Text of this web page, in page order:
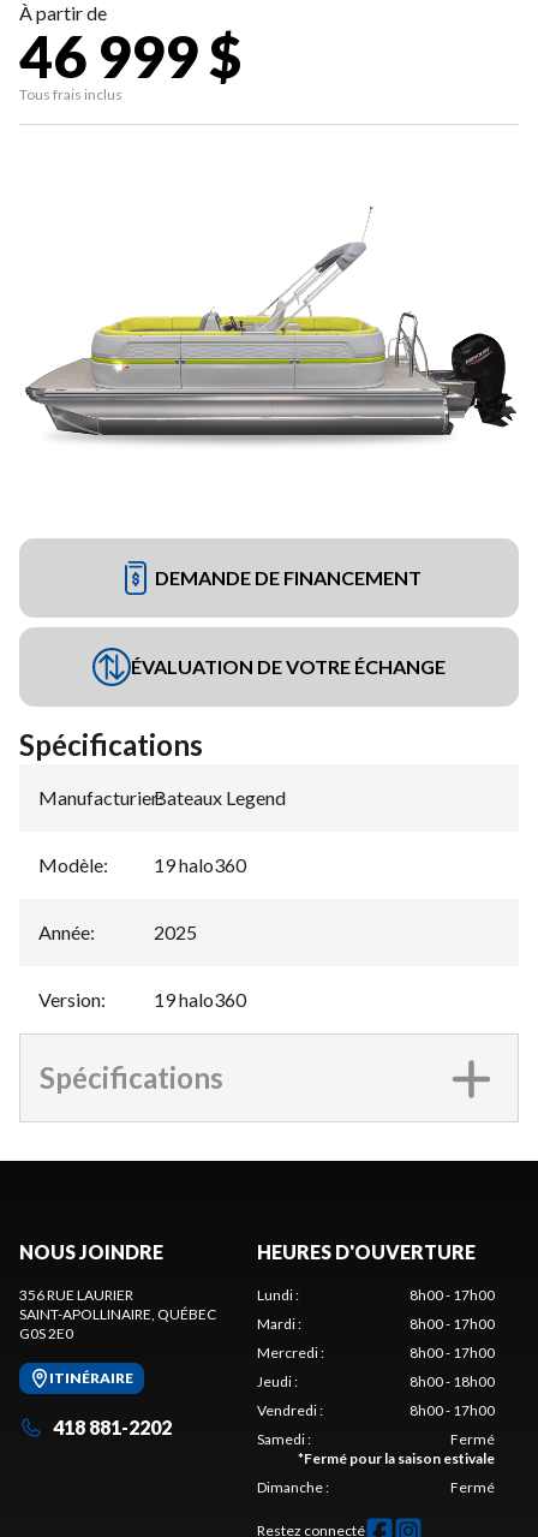
À partir de
46 999 $
Tous frais inclus
DEMANDE DE FINANCEMENT
ÉVALUATION DE VOTRE ÉCHANGE
Spécifications
Manufacturier:
Bateaux Legend
Modèle: 19 halo360
Année: 2025
Version: 19 halo360
Spécifications
NOUS JOINDRE
356 RUE LAURIER
SAINT-APOLLINAIRE, QUÉBEC
G0S 2E0
ITINÉRAIRE
418 881-2202
HEURES D'OUVERTURE
Lundi:
8h00 - 17h00
Mardi:
8h00 - 17h00
Mercredi:
8h00 - 17h00
Jeudi:
8h00 - 18h00
Vendredi:
8h00 - 17h00
Samedi:
Fermé
*Fermé pour la saison estivale
Dimanche: Fermé
Restez connecté